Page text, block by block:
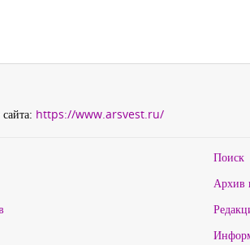
https://www.arsvest.ru/
Поиск
Архив